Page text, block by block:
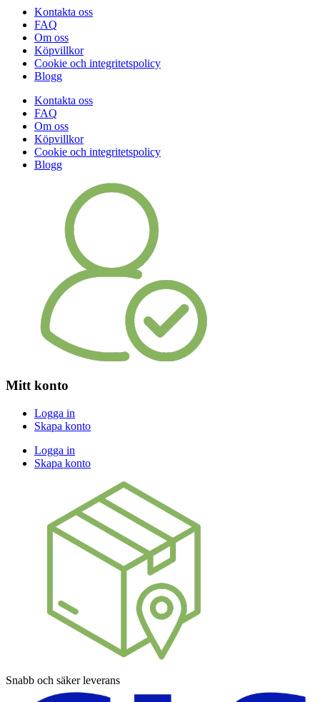
Kontakta oss
FAQ
Om oss
Köpvillkor
Cookie och integritetspolicy
Blogg
Kontakta oss
FAQ
Om oss
Köpvillkor
Cookie och integritetspolicy
Blogg
Mitt konto
Logga in
Skapa konto
Logga in
Skapa konto
Snabb och säker leverans